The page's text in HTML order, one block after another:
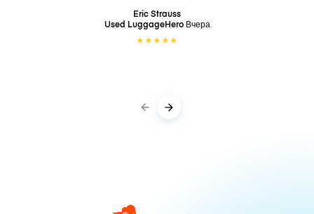
Eric Strauss
Used LuggageHero Вчера
★★★★★